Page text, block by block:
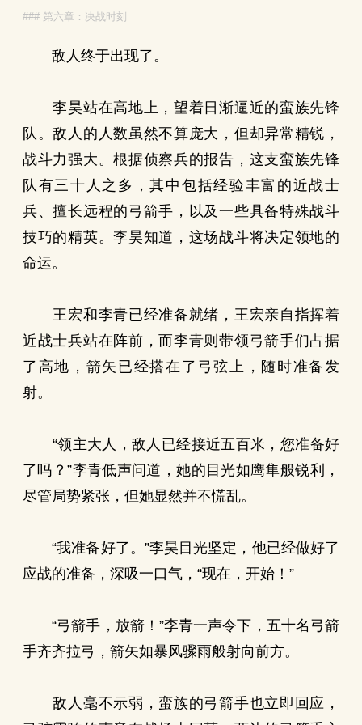
### 第六章：决战时刻
敌人终于出现了。
李昊站在高地上，望着日渐逼近的蛮族先锋
队。敌人的人数虽然不算庞大，但却异常精锐，
战斗力强大。根据侦察兵的报告，这支蛮族先锋
队有三十人之多，其中包括经验丰富的近战士
兵、擅长远程的弓箭手，以及一些具备特殊战斗
技巧的精英。李昊知道，这场战斗将决定领地的
命运。
王宏和李青已经准备就绪，王宏亲自指挥着
近战士兵站在阵前，而李青则带领弓箭手们占据
了高地，箭矢已经搭在了弓弦上，随时准备发
射。
“领主大人，敌人已经接近五百米，您准备好
了吗？”李青低声问道，她的目光如鹰隼般锐利，
尽管局势紧张，但她显然并不慌乱。
“我准备好了。”李昊目光坚定，他已经做好了
应战的准备，深吸一口气，“现在，开始！”
“弓箭手，放箭！”李青一声令下，五十名弓箭
手齐齐拉弓，箭矢如暴风骤雨般射向前方。
敌人毫不示弱，蛮族的弓箭手也立即回应，